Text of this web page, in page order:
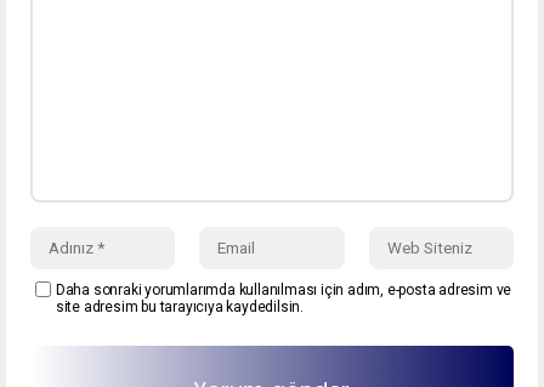
Daha sonraki yorumlarımda kullanılması için adım, e-posta adresim ve
site adresim bu tarayıcıya kaydedilsin.